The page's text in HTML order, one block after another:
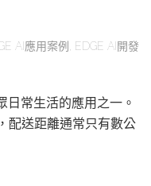
AI應用案例 EDGE AI開發
常生活的應用之一。
配送距離通常只有數公